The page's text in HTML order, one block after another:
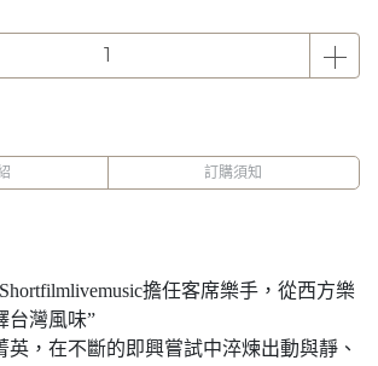
訂購須知
擔任客席樂手，從西方樂
台灣風味”
英，在不斷的即興嘗試中淬煉出動與靜、